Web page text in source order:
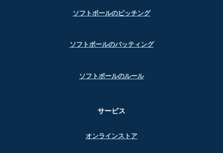
ソフトボールのピッチング
ソフトボールのバッティング
ソフトボールのルール
サービス
オンラインストア